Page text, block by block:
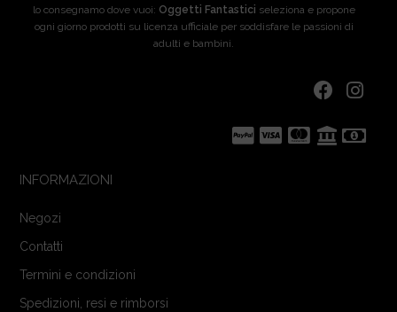
lo consegnamo dove vuoi: Oggetti Fantastici seleziona e propone
ogni giorno prodotti su licenza ufficiale per soddisfare le passioni di
adulti e bambini.
INFORMAZIONI
Negozi
Contatti
Termini e condizioni
Spedizioni, resi e rimborsi